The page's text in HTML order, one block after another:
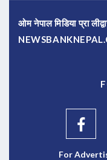
ओम नेपाल मिडिया प्रा
For